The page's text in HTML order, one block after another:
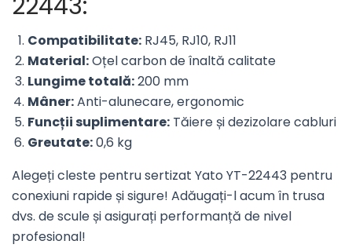
Compatibilitate: RJ45, RJ10, RJ11
Material:Oțel carbon de înaltă calitate
Lungime totală:200 mm
Mâner:Anti-alunecare, ergonomic
Funcții suplimentare: Tăiere și dezizolare cabluri
Greutate:0,6 kg
Alegeți cleste pentru sertizat Yato YT-22443 pentru
conexiuni rapide și sigure! Adăugați-l acum în trusa
dvs. de scule și asigurați performanță de nivel
profesional!